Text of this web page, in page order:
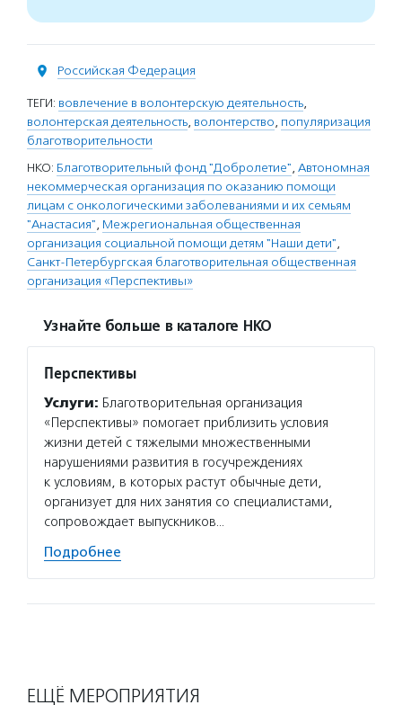
Российская Федерация
ТЕГИ: вовлечение в волонтерскую деятельность,
волонтерская деятельность, волонтерство, популяризация
благотворительности
НКО: Благотворительный фонд "Добролетие", Автономная
некоммерческая организация по оказанию помощи
лицам с онкологическими заболеваниями и их семьям
"Анастасия", Межрегиональная общественная
организация социальной помощи детям "Наши дети",
Санкт-Петербургская благотворительная общественная
организация «Перспективы»
Узнайте больше в каталоге НКО
Перспективы
Услуги: Благотворительная организация
«Перспективы» помогает приблизить условия
жизни детей с тяжелыми множественными
нарушениями развития в госучреждениях
к условиям, в которых растут обычные дети,
организует для них занятия со специалистами,
сопровождает выпускников…
Подробнее
ЕЩЁ МЕРОПРИЯТИЯ